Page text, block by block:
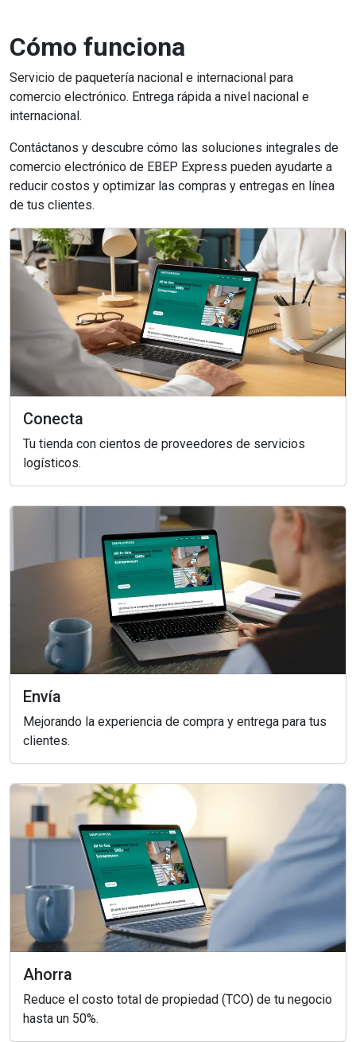
Cómo funciona
Servicio de paquetería nacional e internacional para
comercio electrónico. Entrega rápida a nivel nacional e
internacional.
Contáctanos y descubre cómo las soluciones integrales de
comercio electrónico de EBEP Express pueden ayudarte a
reducir costos y optimizar las compras y entregas en línea
de tus clientes.
Conecta
Tu tienda con cientos de proveedores de servicios
logísticos.
Envía
Mejorando la experiencia de compra y entrega para tus
clientes.
Ahorra
Reduce el costo total de propiedad (TCO) de tu negocio
hasta un 50%.